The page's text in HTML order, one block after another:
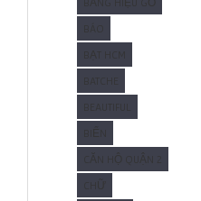
BÁO
BẠT HCM
BATCHE
BEAUTIFUL
BIỂN
CĂN HỘ QUẬN 2
CHỮ